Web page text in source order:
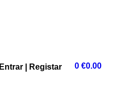
Entrar | Registar 0 €0.00